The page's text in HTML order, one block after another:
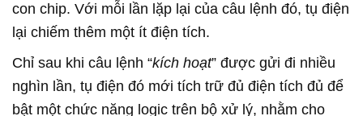
con chip. Với mỗi lần lặp lại của câu lệnh đó, tụ điện
lại chiếm thêm một ít điện tích.
Chỉ sau khi câu lệnh “kích hoạt” được gửi đi nhiều
nghìn lần, tụ điện đó mới tích trữ đủ điện tích đủ để
bật một chức năng logic trên bộ xử lý, nhằm cho